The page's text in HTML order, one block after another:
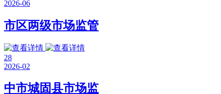
2026-06
市区两级市场监管
28
2026-02
中市城固县市场监